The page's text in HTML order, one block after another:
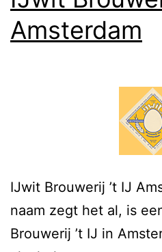
Amsterdam
IJwit Brouwerij ’t IJ
naam zegt het al, is
Brouwerij ’t IJ in